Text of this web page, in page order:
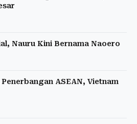
Nauru Kini Bernama Naoero
ASEAN, Vietnam